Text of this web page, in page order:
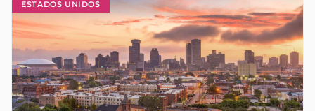
ESTADOS UNIDOS